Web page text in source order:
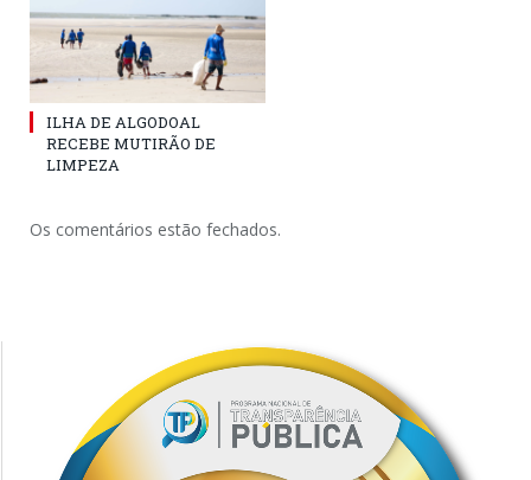
ILHA DE ALGODOAL
RECEBE MUTIRÃO DE
LIMPEZA
Os comentários estão fechados.